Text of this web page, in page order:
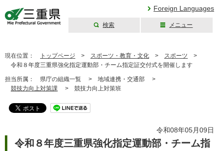
Foreign Languages
検索 メニュー
現在位置： トップページ > スポーツ・教育・文化 > スポーツ >
令和８年度三重県強化指定運動部・チーム指定証交付式を開催します
担当所属： 県庁の組織一覧 > 地域連携・交通部 >
競技力向上対策課 > 競技力向上対策班
令和08年05月09日
令和８年度三重県強化指定運動部・チーム指